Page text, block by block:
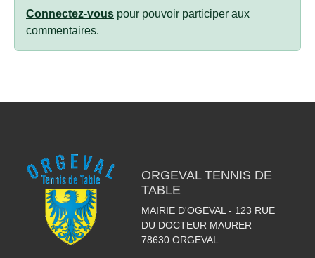
Connectez-vous pour pouvoir participer aux
commentaires.
ORGEVAL TENNIS DE
TABLE
MAIRIE D'OGEVAL - 123 RUE
DU DOCTEUR MAURER
78630 ORGEVAL